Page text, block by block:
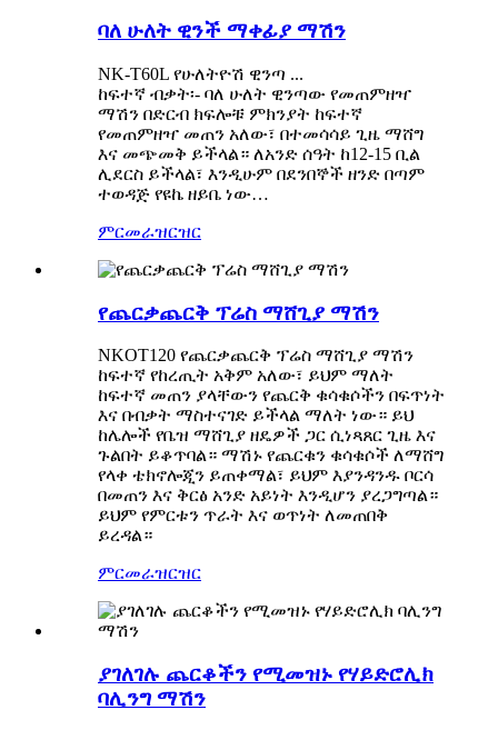
ባለ ሁለት ዊንች ማቀፊያ ማሽን
NK-T60L የሁለትዮሽ ዊንጣ ...
ከፍተኛ ብቃት፡- ባለ ሁለት ዊንጣው የመጠምዘዣ
ማሽን በድርብ ክፍሎቹ ምክንያት ከፍተኛ
የመጠምዘዣ መጠን አለው፣ በተመሳሳይ ጊዜ ማሸግ
እና መጭመቅ ይችላል። ለአንድ ሰዓት ከ12-15 ቢል
ሊደርስ ይችላል፣ እንዲሁም በደንበኞች ዘንድ በጣም
ተወዳጅ የዩኬ ዘይቤ ነው…
ምርመራዝርዝር
የጨርቃጨርቅ ፕሬስ ማሸጊያ ማሽን
NKOT120 የጨርቃጨርቅ ፕሬስ ማሸጊያ ማሽን
ከፍተኛ የከረጢት አቅም አለው፣ ይህም ማለት
ከፍተኛ መጠን ያላቸውን የጨርቅ ቁሳቁሶችን በፍጥነት
እና በብቃት ማስተናገድ ይችላል ማለት ነው። ይህ
ከሌሎች የቤዝ ማሸጊያ ዘዴዎች ጋር ሲነጻጸር ጊዜ እና
ጉልበት ይቆጥባል። ማሽኑ የጨርቁን ቁሳቁሶች ለማሸግ
የላቀ ቴክኖሎጂን ይጠቀማል፣ ይህም እያንዳንዱ ቦርሳ
በመጠን እና ቅርፅ አንድ አይነት እንዲሆን ያረጋግጣል።
ይህም የምርቱን ጥራት እና ወጥነት ለመጠበቅ
ይረዳል።
ምርመራዝርዝር
ያገለገሉ ጨርቆችን የሚመዝኑ የሃይድሮሊክ
ባሊንግ ማሽን